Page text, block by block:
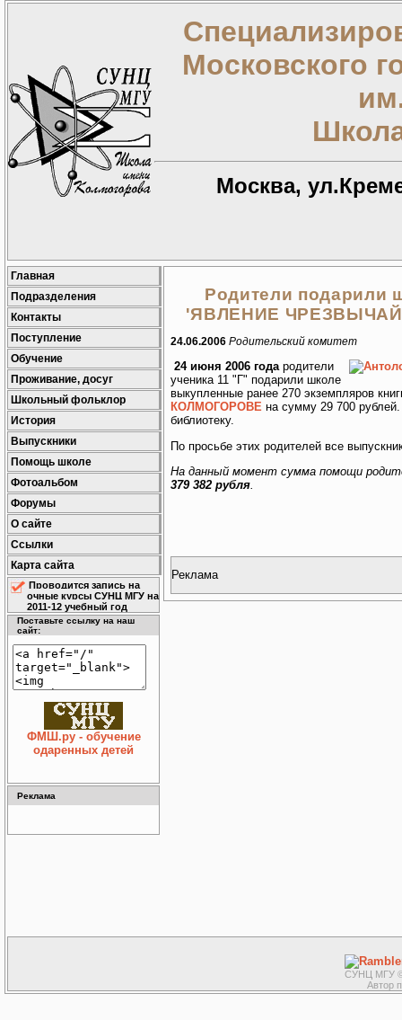
Московского
Москва,
Главная
Подразделения
Контакты
Поступление
Обучение
Проживание, досуг
Школьный фольклор
История
Выпускники
Помощь школе
Фотоальбом
Форумы
О сайте
Ссылки
Карта сайта
Проводится запись на
очные курсы СУНЦ МГУ на
2011-12 учебный год
Поставьте ссылку на наш
сайт:
ФМШ.ру - обучение
одаренных детей
Реклама
Родители подарили
'ЯВЛЕНИЕ
24.06.2006 Родительский комитет
24 июня 2006 годародители
ученика 11 "Г" подарили школе
выкупленные ранее 270 экземпляров
КОЛМОГОРОВЕ на сумму 29 700
библиотеку.
По просьбе этих родителей все
На данный момент сумма помощи
379 382 рубля
Реклама
СУНЦ МГУ ©
Автор